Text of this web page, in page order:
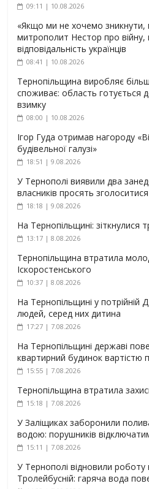
09:11 | 10.08.2026
«Якщо ми не хочемо зникнути,
митрополит Нестор про війну,
відповідальність українців
08:41 | 10.08.2026
Тернопільщина виробляє
споживає: область готується
взимку
08:00 | 10.08.2026
Ігор Гуда отримав нагороду
будівельної галузі»
18:51 | 9.08.2026
У Тернополі виявили два
власників просять зголоситися
18:18 | 9.08.2026
На Тернопільщині: зіткнулися
13:17 | 8.08.2026
Тернопільщина втратила
Іскоростенського
10:37 | 8.08.2026
На Тернопільщині у
людей, серед них дитина
17:27 | 7.08.2026
На Тернопільщині державі
квартирний будинок вартістю
15:55 | 7.08.2026
Тернопільщина втратила
15:18 | 7.08.2026
У Заліщиках заборонили
водою: порушників
15:11 | 7.08.2026
У Тернополі відновили роботу
Тролейбусній: гаряча вода